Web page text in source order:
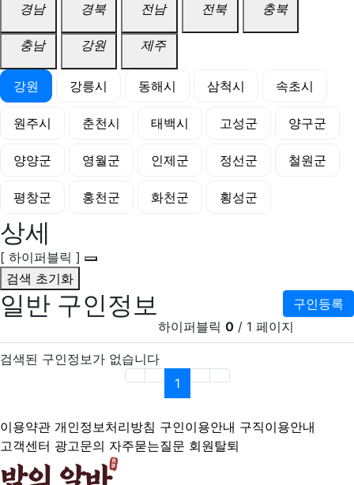
경남 경북 전남 전북 충북
충남 강원 제주
강원 강릉시 동해시 삼척시 속초시
원주시 춘천시 태백시 고성군 양구군
양양군 영월군 인제군 정선군 철원군
평창군 홍천군 화천군 횡성군
상세
[ 하이퍼블릭 ]
검색 초기화
일반 구인정보
구인등록
하이퍼블릭 0 / 1 페이지
검색된 구인정보가 없습니다
1(current)
이용약관 개인정보처리방침 구인이용안내 구직이용안내
고객센터 광고문의 자주묻는질문 회원탈퇴